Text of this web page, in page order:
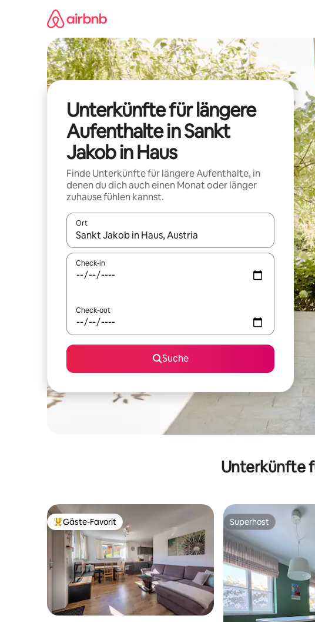
Unterkünfte für längere
Aufenthalte in Sankt
Jakob in Haus
Finde Unterkünfte für längere Aufenthalte, in
denen du dich auch einen Monat oder länger
zuhause fühlen kannst.
Ort
Wenn Ergebnisse verfügbar sind, navigiere mit den
Check-in
Check-out
Suche
Unterkünfte
Beliebter Gäste-Favorit.
Gäste-Favorit Superhost
Superhost